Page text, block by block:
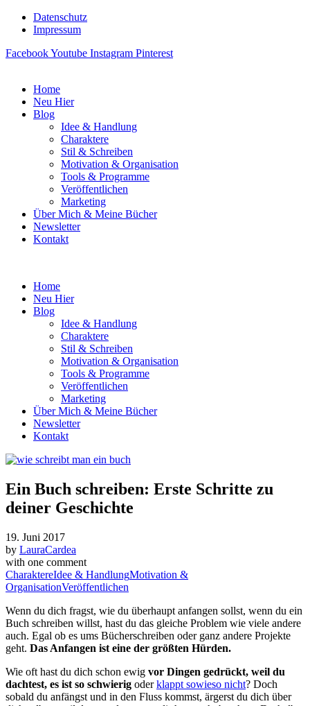
Datenschutz
Impressum
FacebookYoutube Instagram Pinterest
Home
Neu Hier
Blog
Idee & Handlung
Charaktere
Stil & Schreiben
Motivation & Organisation
Tools & Programme
Veröffentlichen
Marketing
Über Mich & Meine Bücher
Newsletter
Kontakt
Home
Neu Hier
Blog
Idee & Handlung
Charaktere
Stil & Schreiben
Motivation & Organisation
Tools & Programme
Veröffentlichen
Marketing
Über Mich & Meine Bücher
Newsletter
Kontakt
Ein Buch schreiben: Erste Schritte zu
deiner Geschichte
19. Juni 2017
by LauraCardea
with one comment
CharaktereIdee & HandlungMotivation &
OrganisationVeröffentlichen
Wenn du dich fragst, wie du überhaupt anfangen sollst, wenn du ein
Buch schreiben willst, hast du das gleiche Problem wie viele andere
auch. Egal ob es ums Bücherschreiben oder ganz andere Projekte
geht. Das Anfangen ist eine der größten Hürden.
Wie oft hast du dich schon ewig vor Dingen gedrückt, weil du
dachtest, es ist so schwierig oderklappt sowieso nicht? Doch
sobald du anfängst und in den Fluss kommst, ärgerst du dich über